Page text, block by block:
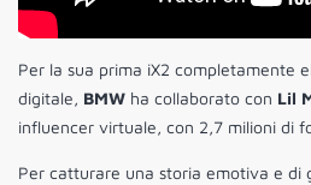
Per la sua prima iX2 completamente
digitale, BMW ha collaborato con Lil
influencer virtuale, con 2,7 milioni di
Per catturare una storia emotiva e di